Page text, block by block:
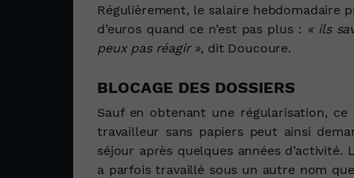
Régulièrement, le salaire hebdomadaire
d’euros quand ce n’est pas plus : « ils
peux pas réagir », dit Doucoure.
BLOCAGE DES DOSSIERS
Sauf en obtenant une régularisation,
travailleur sans papiers peut ainsi
séjour après quelques années
a parfois travaillé sous un autre nom